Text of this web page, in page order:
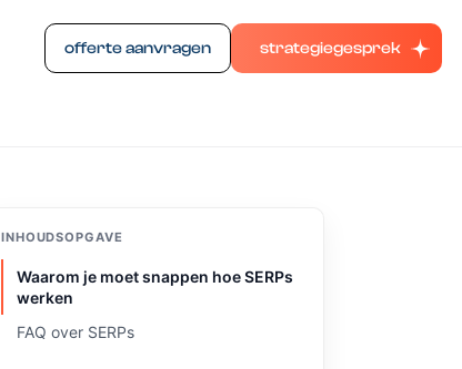
offerte aanvragen strategiegesprek
INHOUDSOPGAVE
Waarom je moet snappen hoe SERPs
werken
FAQ over SERPs